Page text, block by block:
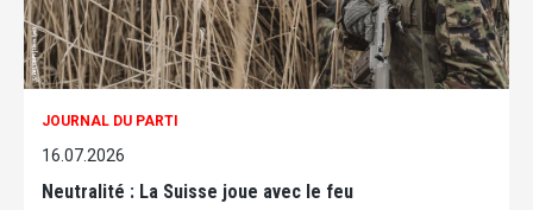
JOURNAL DU PARTI
16.07.2026
Neutralité : La Suisse joue avec le feu